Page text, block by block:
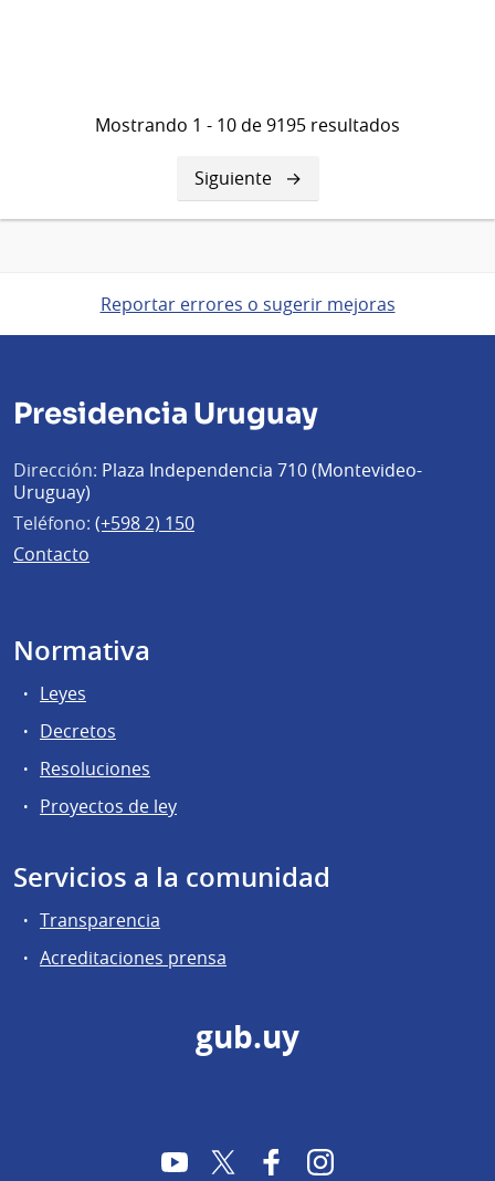
Mostrando 1 - 10 de 9195 resultados
Siguiente
página
Siguiente
Reportar errores o sugerir mejoras
Presidencia Uruguay
Dirección: Plaza Independencia 710 (Montevideo-
Uruguay)
Teléfono: (+598 2) 150
Contacto
Normativa
Leyes
Decretos
Resoluciones
Proyectos de ley
Servicios a la comunidad
Transparencia
Acreditaciones prensa
gub.uy
YouTubeTwitter FacebookInstagram